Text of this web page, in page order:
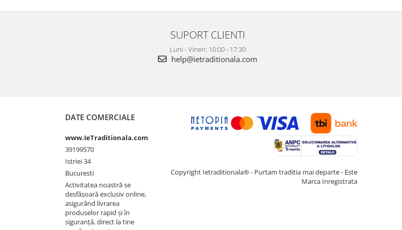
SUPORT CLIENTI
Luni - Vineri: 10:00 - 17:30
help@ietraditionala.com
DATE COMERCIALE
www.IeTraditionala.com
39199570
Istriei 34
Bucuresti
Activitatea noastră se
desfășoară exclusiv online,
asigurând livrarea
produselor rapid și în
siguranță, direct la tine
Copyright Ietraditionala® - Purtam traditia mai departe - Este
Marca Inregistrata